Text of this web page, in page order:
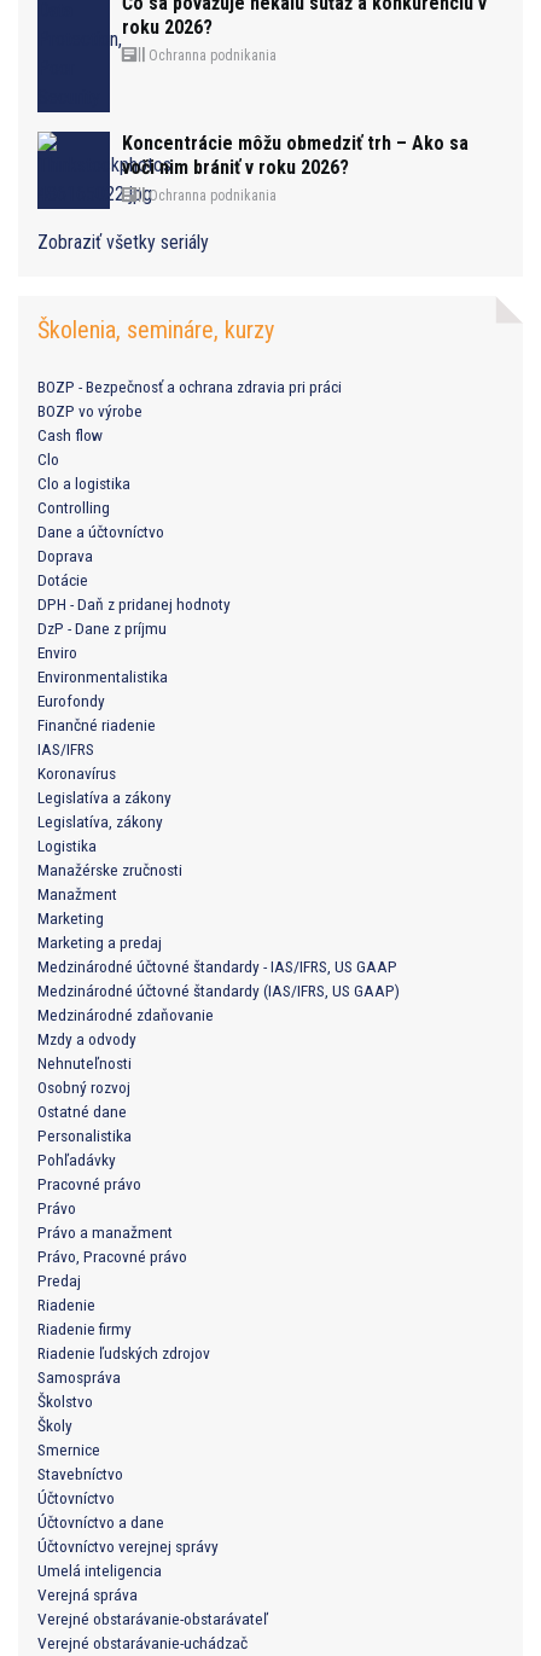
roku 2026?
Ochranna podnikania
Koncentrácie môžu obmedziť trh – Ako sa
voči nim brániť v roku 2026?
Ochranna podnikania
Zobraziť všetky seriály
Školenia, semináre, kurzy
BOZP - Bezpečnosť a ochrana zdravia pri práci
BOZP vo výrobe
Cash flow
Clo
Clo a logistika
Controlling
Dane a účtovníctvo
Doprava
Dotácie
DPH - Daň z pridanej hodnoty
DzP - Dane z príjmu
Enviro
Environmentalistika
Eurofondy
Finančné riadenie
IAS/IFRS
Koronavírus
Legislatíva a zákony
Legislatíva, zákony
Logistika
Manažérske zručnosti
Manažment
Marketing
Marketing a predaj
Medzinárodné účtovné štandardy - IAS/IFRS, US GAAP
Medzinárodné účtovné štandardy (IAS/IFRS, US GAAP)
Medzinárodné zdaňovanie
Mzdy a odvody
Nehnuteľnosti
Osobný rozvoj
Ostatné dane
Personalistika
Pohľadávky
Pracovné právo
Právo
Právo a manažment
Právo, Pracovné právo
Predaj
Riadenie
Riadenie firmy
Riadenie ľudských zdrojov
Samospráva
Školstvo
Školy
Smernice
Stavebníctvo
Účtovníctvo
Účtovníctvo a dane
Účtovníctvo verejnej správy
Umelá inteligencia
Verejná správa
Verejné obstarávanie-obstarávateľ
Verejné obstarávanie-uchádzač